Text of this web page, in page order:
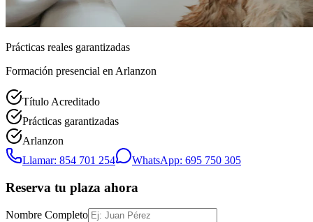
Prácticas reales garantizadas
Formación presencial en Arlanzon
Título Acreditado
Prácticas garantizadas
Arlanzon
Llamar: 854 701 254
WhatsApp: 695 750 305
Reserva tu plaza ahora
Nombre Completo